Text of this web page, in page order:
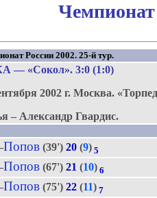
Чемпионат
России 2002. 25-й тур.
— «Сокол». 3:0 (1:0)
2002 г. Москва.
– Александр Гвардис.
Попов(39') 20(9) 5
Попов(67') 21 (10) 6
Попов(75') 22(11) 7